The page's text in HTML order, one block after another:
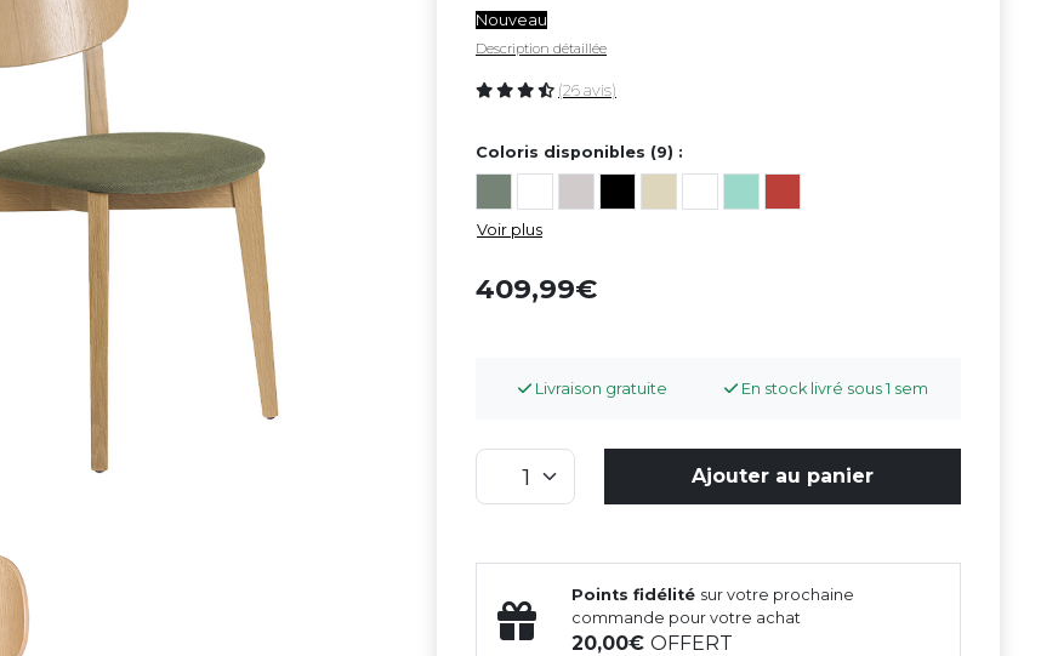
Nouveau
Description détaillée
(26 avis)
Coloris disponibles (9) :
Voir plus
409,99
Livraison gratuite En stock livré sous 1 sem
Ajouter au panier
Points fidélité sur votre prochaine
commande pour votre achat
20,00OFFERT